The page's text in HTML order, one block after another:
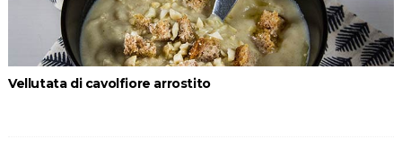
Vellutata di cavolfiore arrostito